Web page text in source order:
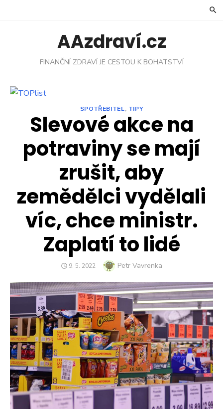
AAzdraví.cz
FINANČNÍ ZDRAVÍ JE CESTOU K BOHATSTVÍ
SPOTŘEBITEL, TIPY
Slevové akce na
potraviny se mají
zrušit, aby
zemědělci vydělali
víc, chce ministr.
Zaplatí to lidé
POSTED
9. 5. 2022 Author
Petr Vavrenka